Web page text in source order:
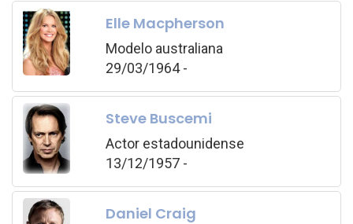
Elle Macpherson
Modelo australiana
29/03/1964 -
Steve Buscemi
Actor estadounidense
13/12/1957 -
Daniel Craig